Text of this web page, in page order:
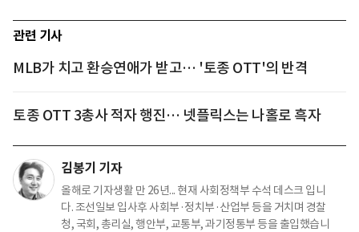
관련 기사
MLB가 치고 환승연애가 받고… '토종 OTT'의 반격
토종 OTT 3총사 적자 행진… 넷플릭스는 나홀로 흑자
김봉기 기자
올해로 기자생활 만 26년... 현재 사회정책부 수석 데스크 입니
다. 조선일보 입사후 사회부·정치부·산업부 등을 거치며 경찰
청, 국회, 총리실, 행안부, 교통부, 과기정통부 등을 출입했습니